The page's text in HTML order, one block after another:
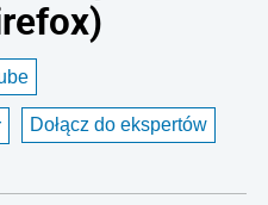
Dołącz do ekspertów